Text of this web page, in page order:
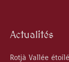
Actualités
Rotjà Vallée